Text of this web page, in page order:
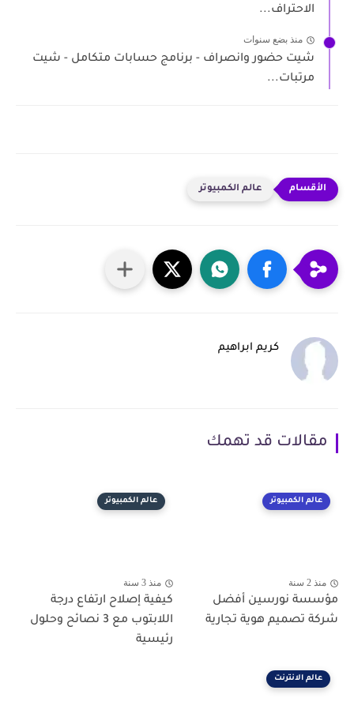
الاحتراف...
منذ بضع سنوات
شيت حضور وانصراف - برنامج حسابات متكامل - شيت
مرتبات...
عالم الكمبيوتر
كريم ابراهيم
مقالات قد تهمك
عالم الكمبيوتر
منذ 2 سنة
مؤسسة نورسين أفضل
شركة تصميم هوية تجارية
عالم الكمبيوتر
منذ 3 سنة
كيفية إصلاح ارتفاع درجة
اللابتوب مع 3 نصائح وحلول
رئيسية
عالم الانترنت